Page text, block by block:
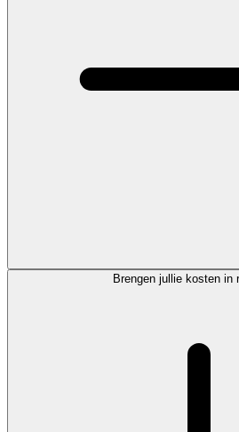
Brengen jullie kosten in